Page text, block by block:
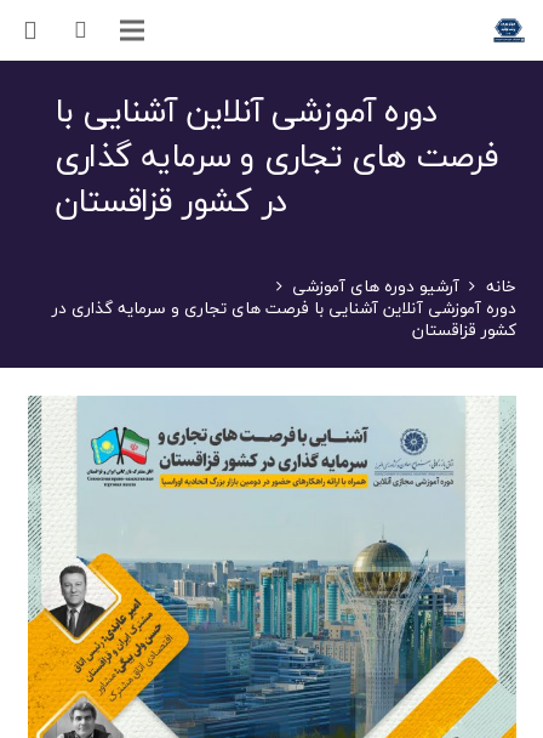
دوره آموزشی آنلاین آشنایی با
فرصت های تجاری و سرمایه گذاری
در کشور قزاقستان
خانه آرشیو دوره های آموزشی
دوره آموزشی آنلاین آشنایی با فرصت های تجاری و سرمایه گذاری در
کشور قزاقستان